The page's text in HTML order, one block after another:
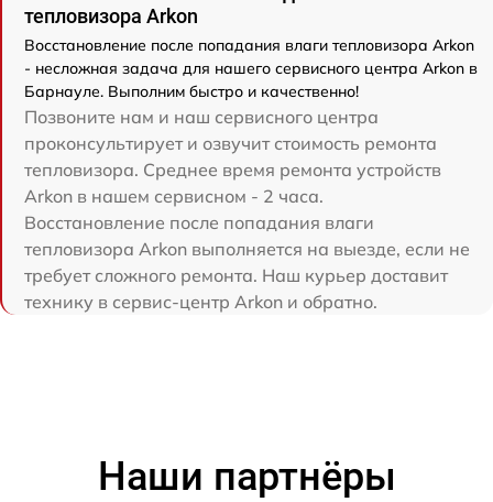
тепловизора Arkon
Восстановление после попадания влаги тепловизора Arkon
- несложная задача для нашего сервисного центра Arkon в
Барнауле. Выполним быстро и качественно!
Позвоните нам и наш сервисного центра
проконсультирует и озвучит стоимость ремонта
тепловизора. Среднее время ремонта устройств
Arkon в нашем сервисном - 2 часа.
Восстановление после попадания влаги
тепловизора Arkon выполняется на выезде, если не
требует сложного ремонта. Наш курьер доставит
технику в сервис-центр Arkon и обратно.
Наши партнёры